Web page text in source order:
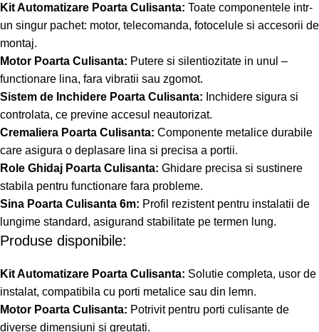
Kit Automatizare Poarta Culisanta: Toate componentele intr-
un singur pachet: motor, telecomanda, fotocelule si accesorii de
montaj.
Motor Poarta Culisanta: Putere si silentiozitate in unul –
functionare lina, fara vibratii sau zgomot.
Sistem de Inchidere Poarta Culisanta: Inchidere sigura si
controlata, ce previne accesul neautorizat.
Cremaliera Poarta Culisanta: Componente metalice durabile
care asigura o deplasare lina si precisa a portii.
Role Ghidaj Poarta Culisanta: Ghidare precisa si sustinere
stabila pentru functionare fara probleme.
Sina Poarta Culisanta 6m: Profil rezistent pentru instalatii de
lungime standard, asigurand stabilitate pe termen lung.
Produse disponibile:
Kit Automatizare Poarta Culisanta: Solutie completa, usor de
instalat, compatibila cu porti metalice sau din lemn.
Motor Poarta Culisanta: Potrivit pentru porti culisante de
diverse dimensiuni si greutati.